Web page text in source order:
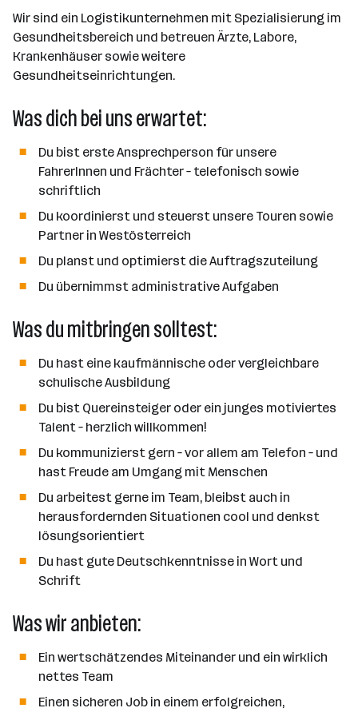
e
r
l
l
e
n
t
g
e
b
r
r
b
e
i
e
n
n
n
a
a
n
d
o
t
e
Wir sind ein Logistikunternehmen mit Spezialisierung im
Gesundheitsbereich und betreuen Ärzte, Labore,
Krankenhäuser sowie weitere
Gesundheitseinrichtungen.
Was dich bei uns erwartet:
Du bist erste Ansprechperson für unsere
FahrerInnen und Frächter – telefonisch sowie
schriftlich
Du koordinierst und steuerst unsere Touren sowie
Partner in Westösterreich
Du planst und optimierst die Auftragszuteilung
Du übernimmst administrative Aufgaben
Was du mitbringen solltest:
Du hast eine kaufmännische oder vergleichbare
schulische Ausbildung
Du bist Quereinsteiger oder ein junges motiviertes
Talent – herzlich willkommen!
Du kommunizierst gern – vor allem am Telefon – und
hast Freude am Umgang mit Menschen
Du arbeitest gerne im Team, bleibst auch in
herausfordernden Situationen cool und denkst
lösungsorientiert
Du hast gute Deutschkenntnisse in Wort und
Schrift
Was wir anbieten:
Ein wertschätzendes Miteinander und ein wirklich
nettes Team
Einen sicheren Job in einem erfolgreichen,